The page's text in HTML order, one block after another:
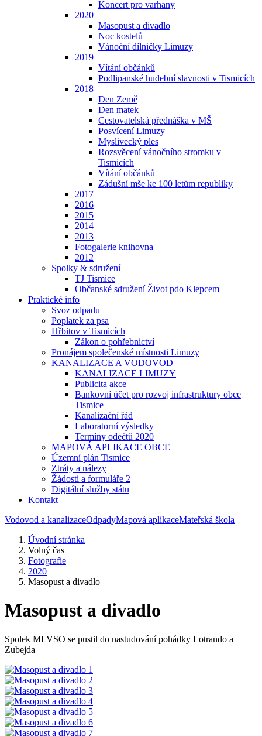
Koncert pro varhany
2020
Masopust a divadlo
Noc kostelů
Vánoční dílničky Limuzy
2019
Vítání občánků
Podlipanské hudební slavnosti v Tismicích
2018
Den Země
Den matek
Cestovatelská přednáška v MŠ
Posvícení Limuzy
Myslivecký ples
Rozsvěcení vánočního stromku v
Tismicích
Vítání občánků
Zádušní mše ke 100 letům republiky
2017
2016
2015
2014
2013
Fotogalerie knihovna
2012
Spolky & sdružení
TJ Tismice
Občanské sdružení Život pdo Klepcem
Praktické info
Svoz odpadu
Poplatek za psa
Hřbitov v Tismicích
Zákon o pohřebnictví
Pronájem společenské místnosti Limuzy
KANALIZACE A VODOVOD
KANALIZACE LIMUZY
Publicita akce
Bankovní účet pro rozvoj infrastruktury obce
Tismice
Kanalizační řád
Laboratorní výsledky
Termíny odečtů 2020
MAPOVÁ APLIKACE OBCE
Územní plán Tismice
Ztráty a nálezy
Žádosti a formuláře 2
Digitální služby státu
Kontakt
Vodovod a kanalizaceOdpadyMapová aplikaceMateřská škola
Úvodní stránka
Volný čas
Fotografie
2020
Masopust a divadlo
Masopust a divadlo
Spolek MLVSO se pustil do nastudování pohádky Lotrando a
Zubejda